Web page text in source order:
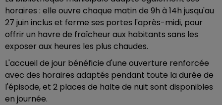
horaires : elle ouvre chaque matin de 9h à 14h jusqu'au
27 juin inclus et ferme ses portes l'après-midi, pour
offrir un havre de fraîcheur aux habitants sans les
exposer aux heures les plus chaudes.
L'accueil de jour bénéficie d'une ouverture renforcée
avec des horaires adaptés pendant toute la durée de
l'épisode, et 2 places de halte de nuit sont disponibles
en journée.